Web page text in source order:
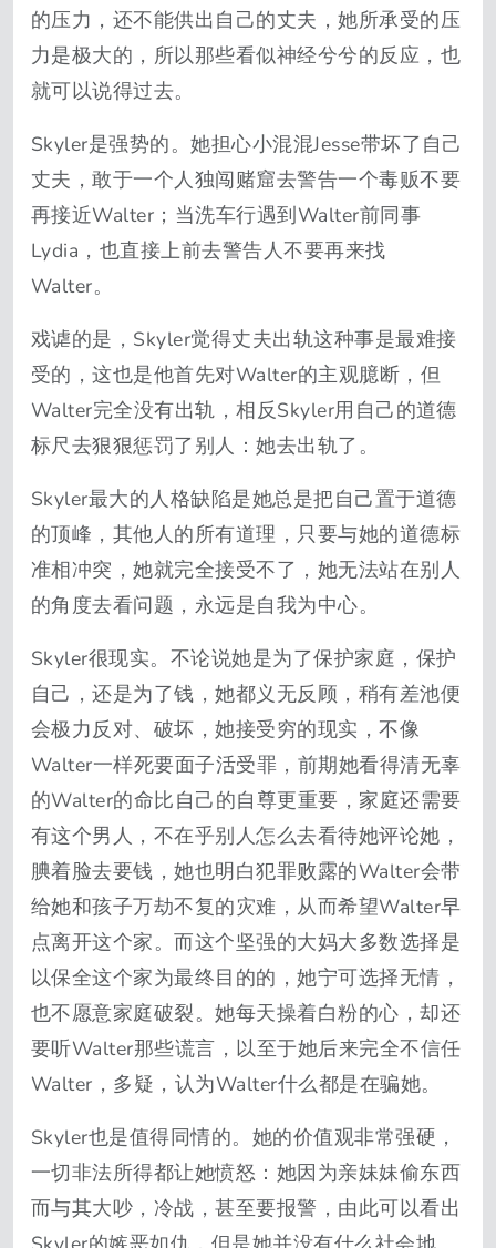
的压力，还不能供出自己的丈夫，她所承受的压
力是极大的，所以那些看似神经兮兮的反应，也
就可以说得过去。
Skyler是强势的。她担心小混混Jesse带坏了自己
丈夫，敢于一个人独闯赌窟去警告一个毒贩不要
再接近Walter；当洗车行遇到Walter前同事
Lydia，也直接上前去警告人不要再来找
Walter。
戏谑的是，Skyler觉得丈夫出轨这种事是最难接
受的，这也是他首先对Walter的主观臆断，但
Walter完全没有出轨，相反Skyler用自己的道德
标尺去狠狠惩罚了别人：她去出轨了。
Skyler最大的人格缺陷是她总是把自己置于道德
的顶峰，其他人的所有道理，只要与她的道德标
准相冲突，她就完全接受不了，她无法站在别人
的角度去看问题，永远是自我为中心。
Skyler很现实。不论说她是为了保护家庭，保护
自己，还是为了钱，她都义无反顾，稍有差池便
会极力反对、破坏，她接受穷的现实，不像
Walter一样死要面子活受罪，前期她看得清无辜
的Walter的命比自己的自尊更重要，家庭还需要
有这个男人，不在乎别人怎么去看待她评论她，
腆着脸去要钱，她也明白犯罪败露的Walter会带
给她和孩子万劫不复的灾难，从而希望Walter早
点离开这个家。而这个坚强的大妈大多数选择是
以保全这个家为最终目的的，她宁可选择无情，
也不愿意家庭破裂。她每天操着白粉的心，却还
要听Walter那些谎言，以至于她后来完全不信任
Walter，多疑，认为Walter什么都是在骗她。
Skyler也是值得同情的。她的价值观非常强硬，
一切非法所得都让她愤怒：她因为亲妹妹偷东西
而与其大吵，冷战，甚至要报警，由此可以看出